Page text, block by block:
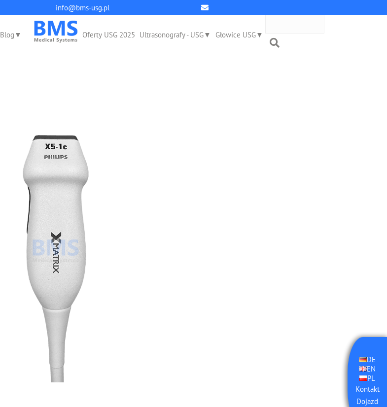
qinfo@bms-usg.pl
DE
EN
PL
Kontakt
Dojazd
Blog Oferty USG 2025 Ultrasonografy - USG Głowice USG